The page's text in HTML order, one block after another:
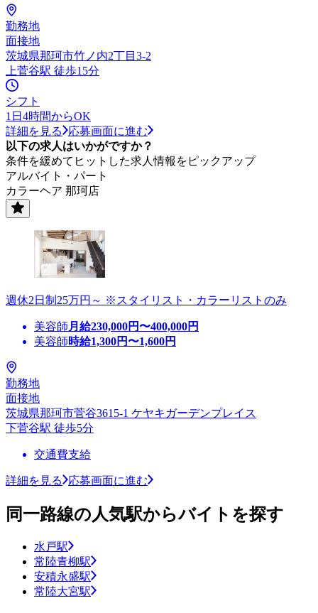
勤務地
面接地
茨城県那珂市竹ノ内2丁目3-2
上菅谷駅 徒歩15分
シフト
1日4時間からOK
詳細を見る
応募画面に進む
以下の求人はいかがですか？
条件を緩めてヒットした求人情報をピックアップ
アルバイト・パート
カラーヘア 那珂店
週休2日制25万円～ ※スタイリスト・カラーリストのみ
美容師 月給230,000円〜400,000円
美容師時給1,300円〜1,600円
勤務地
面接地
茨城県那珂市菅谷3615-1 ケヤキガーデンプレイス
下菅谷駅 徒歩5分
交通費支給
詳細を見る 応募画面に進む
同一路線の人気駅からバイトを探す
水戸駅
常陸青柳駅
安積永盛駅
常陸大宮駅